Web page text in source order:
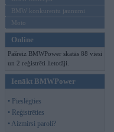
BMW konkurentu jaunumi
Moto
Online
Pašreiz BMWPower skatās 88 viesi
un 2 reģistrēti lietotāji.
Ienākt BMWPower
• Pieslēgties
• Reģistrēties
• Aizmirsi paroli?